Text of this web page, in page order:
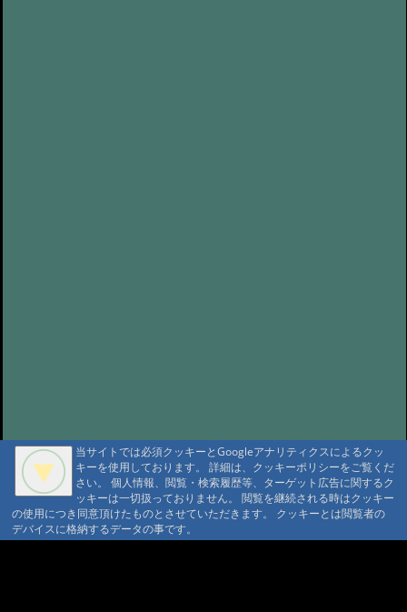
当サイトでは必須クッキーとGoogleアナリティクスによるクッ
キーを使用しております。 詳細は、クッキーポリシーをご覧くだ
さい。 個人情報、閲覧・検索履歴等、ターゲット広告に関するク
ッキーは一切扱っておりません。 閲覧を継続される時はクッキー
の使用につき同意頂けたものとさせていただきます。 クッキーとは閲覧者の
デバイスに格納するデータの事です。